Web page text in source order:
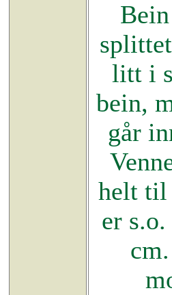
litt i
bein,
går
helt til
er